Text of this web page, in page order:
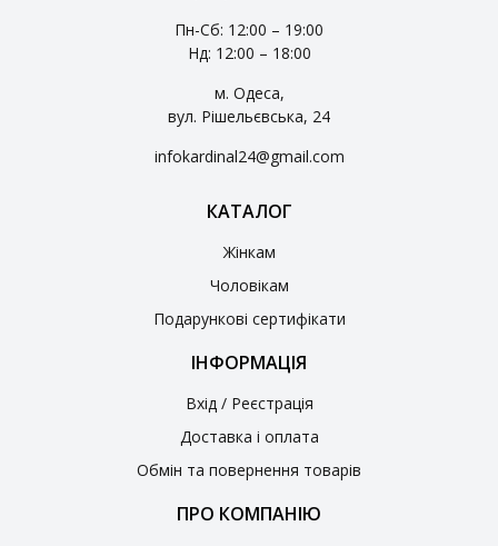
Пн-Сб: 12:00 – 19:00
Нд: 12:00 – 18:00
м. Одеса,
вул. Рішельєвська, 24
infokardinal24@gmail.com
КАТАЛОГ
Жінкам
Чоловікам
Подарункові сертифікати
ІНФОРМАЦІЯ
Вхід / Реєстрація
Доставка і оплата
Обмін та повернення товарів
ПРО КОМПАНІЮ